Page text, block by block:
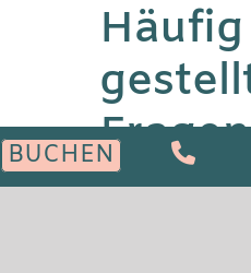
Häufig
Fragen
Wie kann ich
BUCHEN